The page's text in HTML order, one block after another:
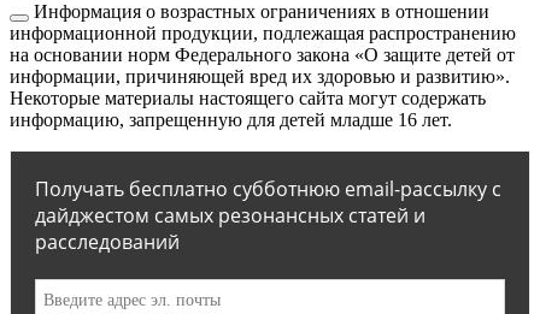
Информация о возрастных ограничениях в отношении
информационной продукции, подлежащая распространению
на основании норм Федерального закона «О защите детей от
информации, причиняющей вред их здоровью и развитию».
Некоторые материалы настоящего сайта могут содержать
информацию, запрещенную для детей младше 16 лет.
Получать бесплатно субботнюю email-рассылку с
дайджестом самых резонансных статей и
расследований